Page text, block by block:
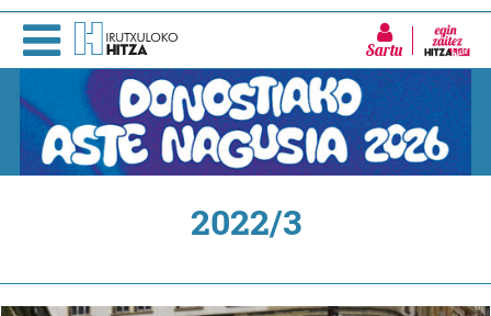
Sartu
2022/3